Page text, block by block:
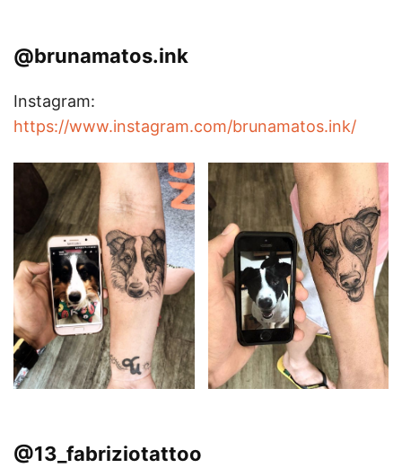
@brunamatos.ink
Instagram:
https://www.instagram.com/brunamatos.ink/
@13_fabriziotattoo